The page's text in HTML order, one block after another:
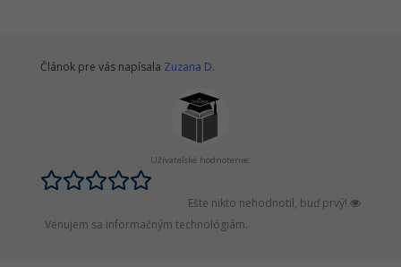
Článok pre vás napísala Zuzana D.
Užívateľské hodnotenie:
Ešte nikto nehodnotil, buď prvý!
Venujem sa informačným technológiám.